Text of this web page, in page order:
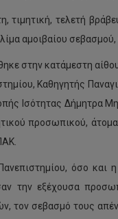
τιμητική, τελετή
αμοιβαίου
στην κατάμεστη
Καθηγητής
Ισότητας Δήμητρα
προσωπικού,
όσο και
την εξέχουσα
τον σεβασμό τους